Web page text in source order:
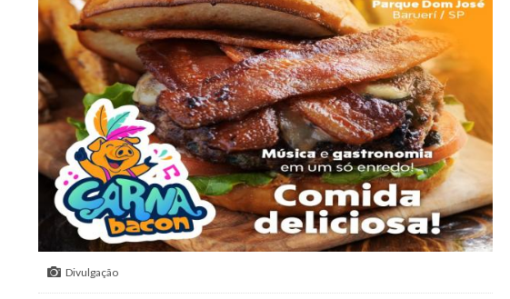
Divulgação